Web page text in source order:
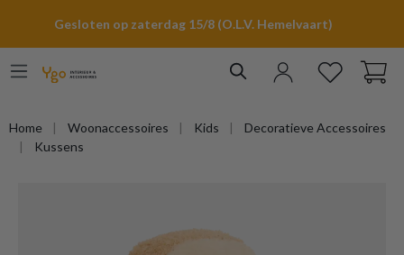
Gesloten op zaterdag 15/8 (O.L.V. Hemelvaart)
Home Woonaccessoires Kids
Decoratieve Accessoires
Kussens